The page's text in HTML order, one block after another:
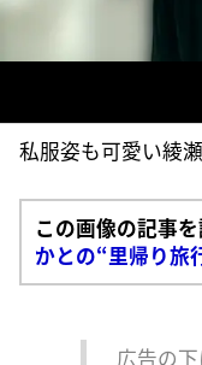
私服姿も可愛い綾
この画像の記事
かとの“里帰り旅
広告の